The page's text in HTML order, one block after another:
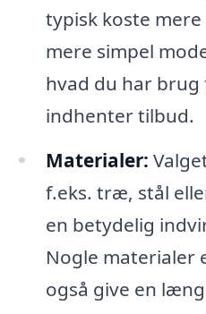
typisk koste
mere simpel
hvad du har brug
indhenter tilbud.
Materialer:
f.eks. træ, stål
en betydelig
Nogle materialer
også give en